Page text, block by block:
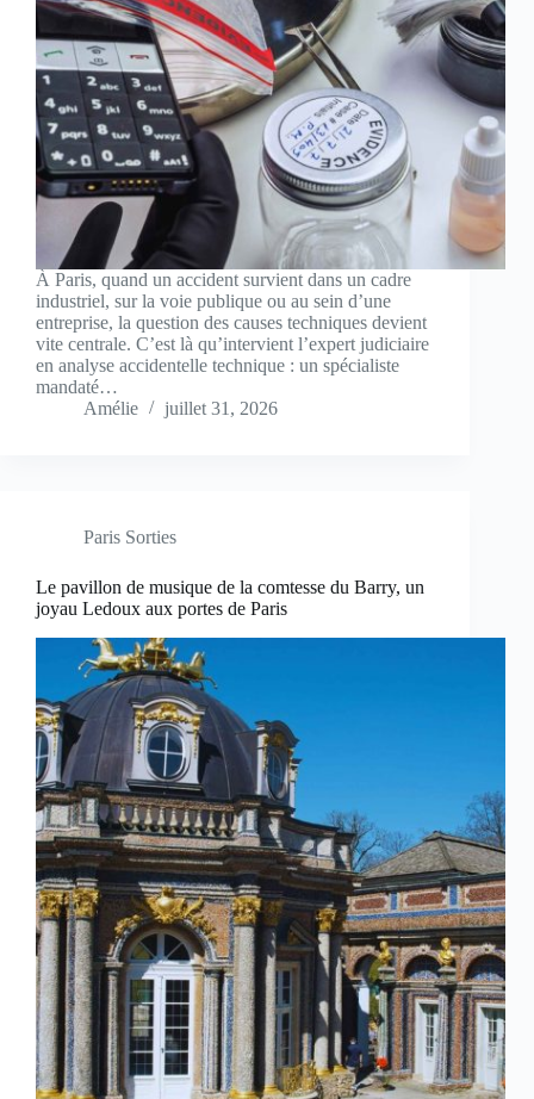
À Paris, quand un accident survient dans un cadre
industriel, sur la voie publique ou au sein d’une
entreprise, la question des causes techniques devient
vite centrale. C’est là qu’intervient l’expert judiciaire
en analyse accidentelle technique : un spécialiste
mandaté…
Amélie
juillet 31, 2026
Paris Sorties
Le pavillon de musique de la comtesse du Barry, un
joyau Ledoux aux portes de Paris